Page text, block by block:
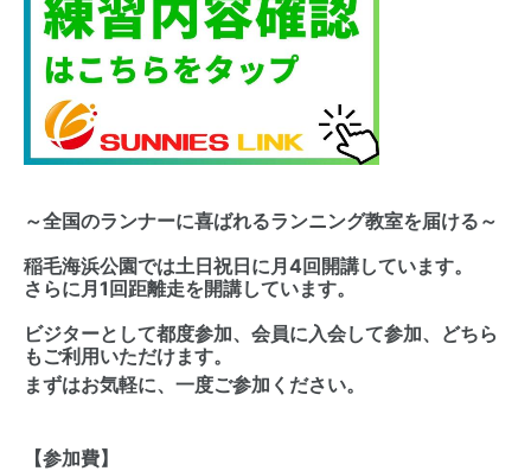
～全国のランナーに喜ばれるランニング教室を届ける～
稲毛海浜公園では土日祝日に月4回開講しています。
さらに月1回距離走を開講しています。
ビジターとして都度参加、会員に入会して参加、どちら
もご利用いただけます。
まずはお気軽に、一度ご参加ください。
【参加費】